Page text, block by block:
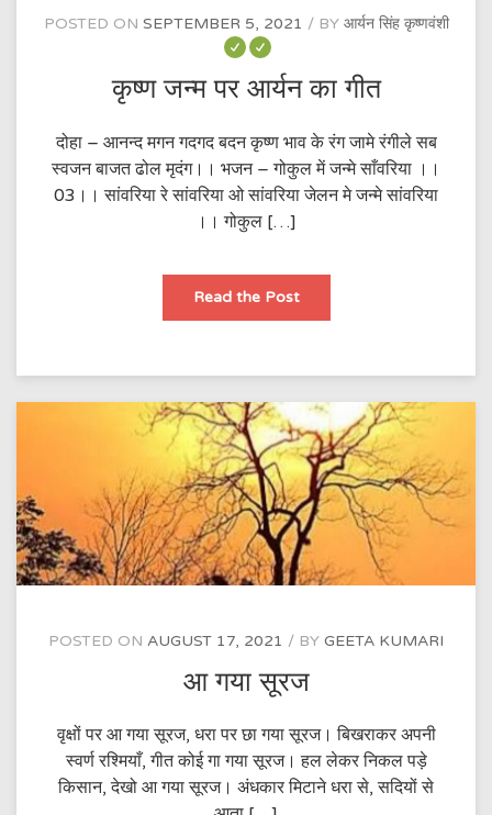
POSTED ON SEPTEMBER 5, 2021 BY आर्यन सिंह कृष्णवंशी
कृष्ण जन्म पर आर्यन का गीत
दोहा – आनन्द मगन गदगद बदन कृष्ण भाव के रंग जामे रंगीले सब
स्वजन बाजत ढोल मृदंग।। भजन – गोकुल में जन्मे साँवरिया ।।
03।। सांवरिया रे सांवरिया ओ सांवरिया जेलन मे जन्मे सांवरिया
।। गोकुल […]
Read the Postकृष्ण
पर
गीत
POSTED ON AUGUST 17, 2021 BY GEETA KUMARI
आ गया सूरज
वृक्षों पर आ गया सूरज, धरा पर छा गया सूरज। बिखराकर अपनी
स्वर्ण रश्मियाँ, गीत कोई गा गया सूरज। हल लेकर निकल पड़े
किसान, देखो आ गया सूरज। अंधकार मिटाने धरा से, सदियों से